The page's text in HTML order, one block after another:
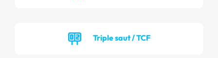
Triple saut / TCF